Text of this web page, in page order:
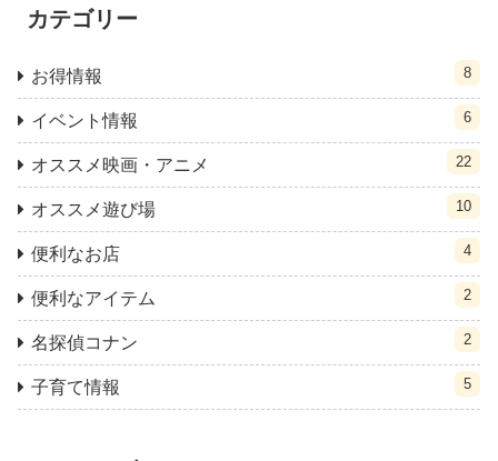
カテゴリー
お得情報 8
イベント情報 6
オススメ映画・アニメ 22
オススメ遊び場 10
便利なお店 4
便利なアイテム 2
名探偵コナン 2
子育て情報 5